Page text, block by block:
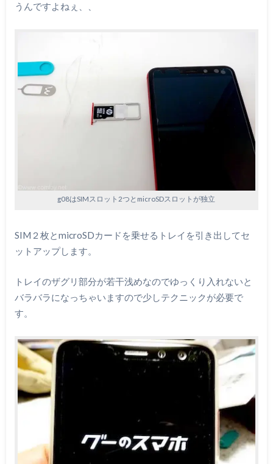
うんですよねぇ、、
g08はSIMスロット2つとmicroSDスロットが独立
SIM２枚とmicroSDカードを乗せるトレイを引き出してセ
ットアップします。
トレイのザグリ部分が若干浅めなのでゆっくり入れないと
バラバラになっちゃいますので少しテクニックが必要で
す。